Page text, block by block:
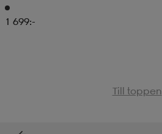
1 699:-
Till toppen